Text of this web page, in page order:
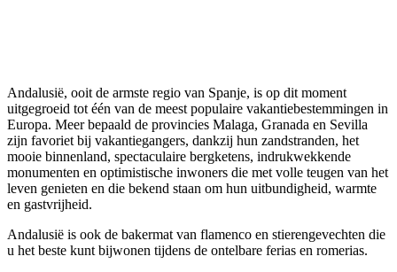
Andalusië, ooit de armste regio van Spanje, is op dit moment
uitgegroeid tot één van de meest populaire vakantiebestemmingen in
Europa. Meer bepaald de provincies Malaga, Granada en Sevilla
zijn favoriet bij vakantiegangers, dankzij hun zandstranden, het
mooie binnenland, spectaculaire bergketens, indrukwekkende
monumenten en optimistische inwoners die met volle teugen van het
leven genieten en die bekend staan om hun uitbundigheid, warmte
en gastvrijheid.
Andalusië is ook de bakermat van flamenco en stierengevechten die
u het beste kunt bijwonen tijdens de ontelbare ferias en romerias.